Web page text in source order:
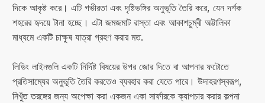
দিকে আকৃষ্ট করে। এটি গভীরতা এবং দৃষ্টিভঙ্গির অনুভূতি তৈরি করে, যেন দর্শক
শহরের হৃদয়ে টানা হচ্ছে। এটা জমজমাট রাস্তা এবং আকাশচুম্বী অট্টালিকা
মাধ্যমে একটি চাক্ষুষ যাত্রা গ্রহণ করার মত.
লিডিং লাইনগুলি একটি নির্দিষ্ট বিষয়ের উপর জোর দিতে বা আপনার ফটোতে
প্রতিসাম্যের অনুভূতি তৈরি করতেও ব্যবহার করা যেতে পারে। উদাহরণস্বরূপ,
নিখুঁত তরঙ্গের জন্য অপেক্ষা করা একজন একা সার্ফারকে ক্যাপচার করার কল্পনা